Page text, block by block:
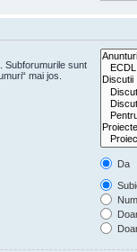
Subforumurile sunt
mai jos.
Da